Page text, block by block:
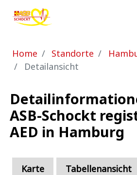
Zum Hauptinhalt springen
Sie sind hier:
Home Standorte
Detailansicht
ASB-Schockt
AED in Hamburg
Karte Tabellenansicht